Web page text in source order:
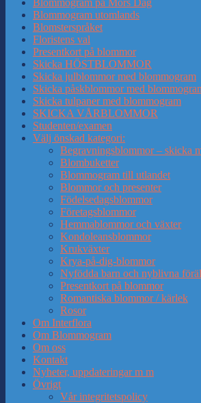
Blommogram utomlands
Blomsterspråket
Floristens val
Presentkort på blommor
Skicka HÖSTBLOMMOR
Skicka julblommor med blommogram
Skicka påskblommor med
Skicka tulpaner med blommogram
SKICKA VÅRBLOMMOR
Studenten/examen
Välj önskad kategori:
Begravningsblommor – skicka
Blombuketter
Blommogram till utlandet
Blommor och presenter
Födelsedagsblommor
Företagsblommor
Hemmablommor och växter
Kondoleansblommor
Krukväxter
Krya-på-dig-blommor
Nyfödda barn och nyblivna
Presentkort på blommor
Romantiska blommor / kärlek
Rosor
Om Interflora
Om Blommogram
Om oss
Kontakt
Nyheter, uppdateringar m m
Övrigt
Vår integritetspolicy